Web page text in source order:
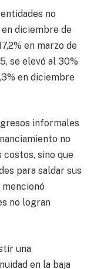
no
diciembre de
en marzo de
se elevó al 30%
en diciembre
informales
no
sino que
para saldar sus
mencionó
no logran
una
en la baja